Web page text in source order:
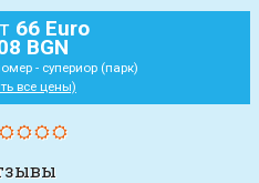
66 Euro
BGN
- супериор (парк)
все цены)